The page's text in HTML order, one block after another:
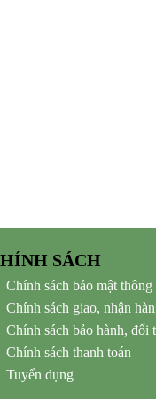
SÁCH
Chính sách bảo mật thông
Chính sách giao, nhận
Chính sách bảo hành, đổi
Chính sách thanh toán
Tuyển dụng